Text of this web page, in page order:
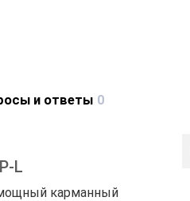
и ответы 0
L
карманный